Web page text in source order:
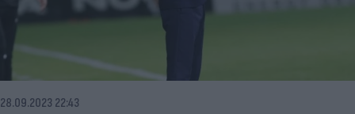
28.09.2023 22:43